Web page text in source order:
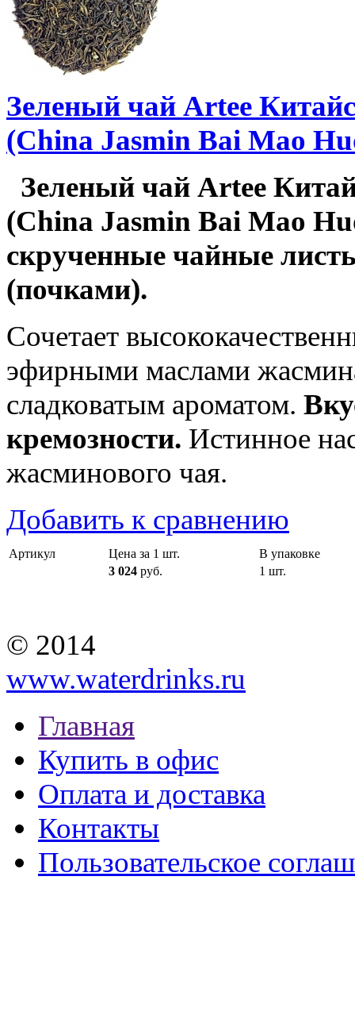
Зеленый чай Artee
(China Jasmin Bai Mao
Зеленый чай Artee
(China Jasmin Bai Mao
скрученные чайные
(почками).
Сочетает
эфирными маслами
сладковатым ароматом.
кремозности. Истинное
жасминового чая.
Добавить к сравнению
Артикул Цена за 1 шт.
В упаковке
3 024 руб. 1 шт.
© 2014
www.waterdrinks.ru
Главная
Купить в офис
Оплата и доставка
Контакты
Пользовательское